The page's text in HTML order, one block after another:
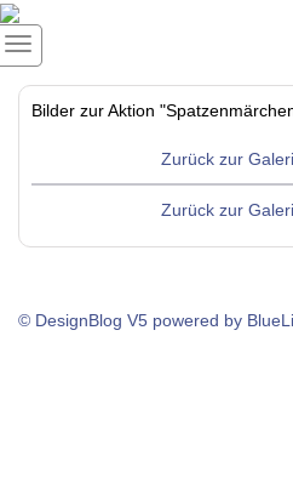
Bilder zur Aktion
Zurück zur
Zurück zur
© DesignBlog V5 powered by